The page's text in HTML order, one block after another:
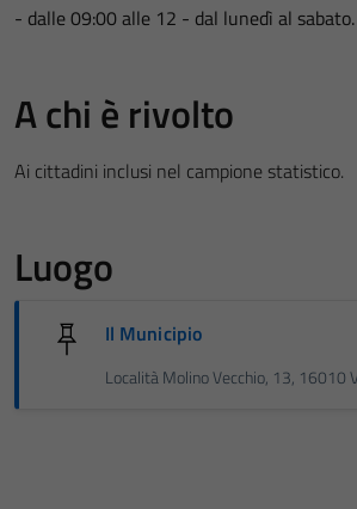
- dalle 09:00 alle 12 - dal lunedì al sabato.
A chi è rivolto
Ai cittadini inclusi nel campione statistico.
Luogo
Il Municipio
Località Molino Vecchio, 13, 16010